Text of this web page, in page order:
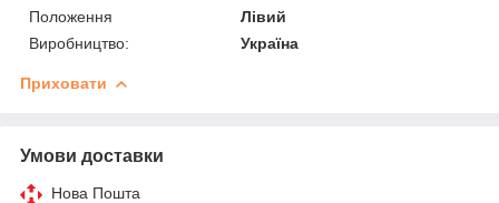
Положення
Лівий
Виробництво:
Україна
Приховати
Умови доставки
Нова Пошта